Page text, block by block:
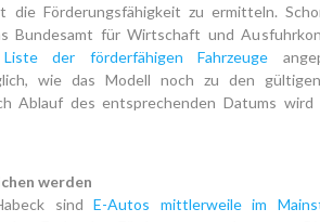
Förderungsfähigkeit zu ermitteln.
Bundesamt für Wirtschaft und
der förderfähigen Fahrzeuge
wie das Modell noch zu den
Ablauf des entsprechenden Datums wird
werden
sind E-Autos mittlerweile im